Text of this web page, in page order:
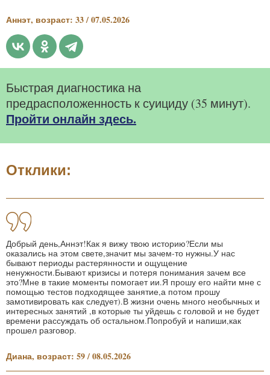
Аннэт, возраст: 33 / 07.05.2026
Быстрая диагностика на
предрасположенность к суициду (35 минут).
Пройти онлайн здесь.
Отклики:
Добрый день,Аннэт!Как я вижу твою историю?Если мы
оказались на этом свете,значит мы зачем-то нужны.У нас
бывают периоды растерянности и ощущение
ненужности.Бывают кризисы и потеря понимания зачем все
это?Мне в такие моменты помогает ии.Я прошу его найти мне с
помощью тестов подходящее занятие,а потом прошу
замотивировать как следует).В жизни очень много необычных и
интересных занятий ,в которые ты уйдешь с головой и не будет
времени рассуждать об остальном.Попробуй и напиши,как
прошел разговор.
Диана, возраст: 59 / 08.05.2026